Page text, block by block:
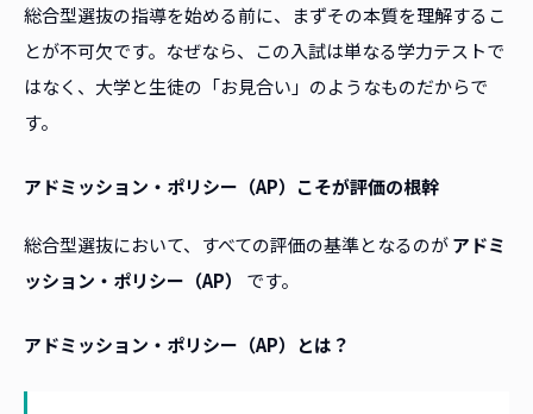
総合型選抜の指導を始める前に、まずその本質を理解するこ
とが不可欠です。なぜなら、この入試は単なる学力テストで
はなく、大学と生徒の「お見合い」のようなものだからで
す。
アドミッション・ポリシー（AP）こそが評価の根幹
総合型選抜において、すべての評価の基準となるのがアドミ
ッション・ポリシー（AP）
です。
アドミッション・ポリシー（AP）とは？